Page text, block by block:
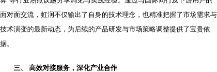
面对面交流，虹润不仅输出了自身的技术理念，也精准把握了市场需求与
技术演变的最新动态，为后续的产品研发与市场策略调整提供了宝贵依
据。
三、 高效对接服务，深化产业合作